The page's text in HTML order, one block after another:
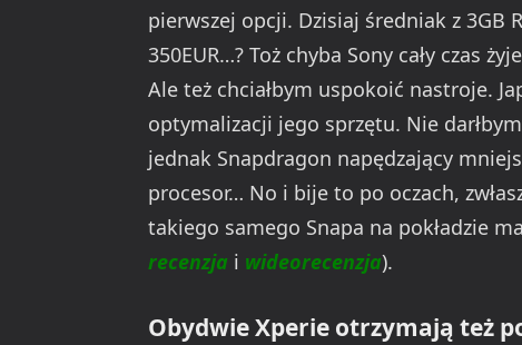
pierwszej opcji. Dzisiaj średniak z 3GB
350EUR…? Toż chyba Sony cały czas
Ale też chciałbym uspokoić nastroje.
optymalizacji jego sprzętu. Nie
jednak Snapdragon napędzający
procesor… No i bije to po oczach,
takiego samego Snapa na pokładzie
recenzja i wideorecenzja).
Obydwie Xperie otrzymają też